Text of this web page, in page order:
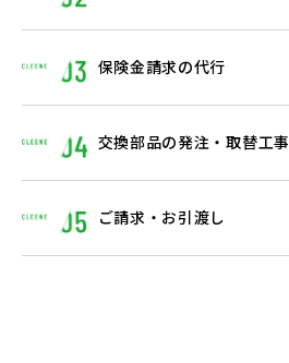
保険金請求の代行
交換部品の発注・取替工事
ご請求・お引渡し